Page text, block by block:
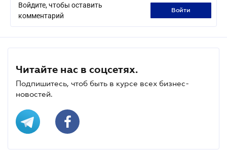
Войдите, чтобы оставить
комментарий
войти
Читайте нас в соцсетях.
Подпишитесь, чтоб быть в курсе всех бизнес-
новостей.